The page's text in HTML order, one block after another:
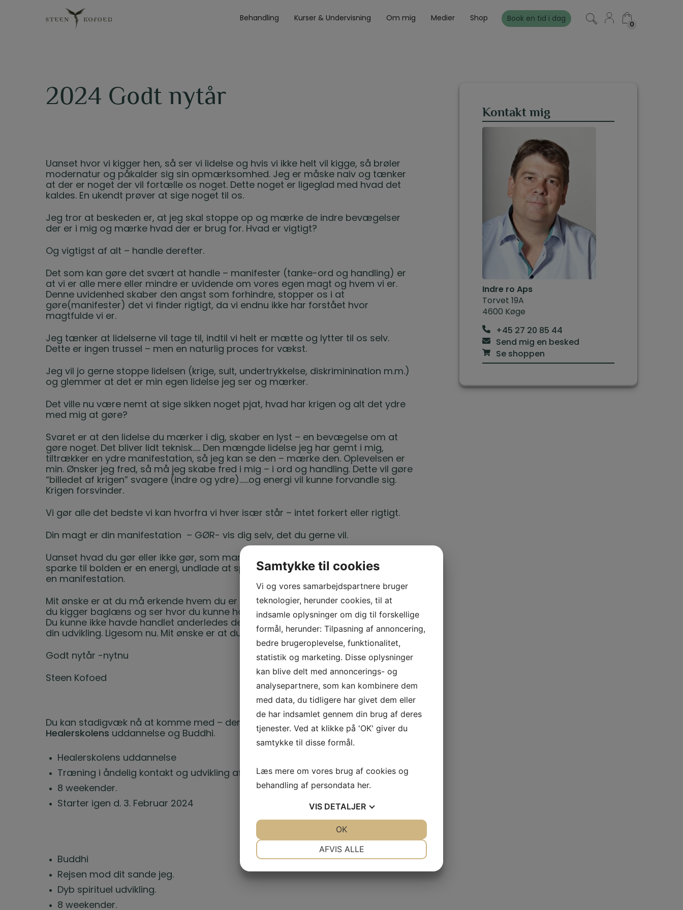
Behandling Kurser & Undervisning Om mig Medier Shop Book en tid i dag
0
0
2024 Godt nytår
Uanset hvor vi kigger hen, så ser vi lidelse og hvis vi ikke helt vil kigge, så brøler
modernatur og påkalder sig sin opmærksomhed. Jeg er måske naiv og tænker
at der er noget der vil fortælle os noget. Dette noget er ligeglad med hvad det
kaldes. En ukendt prøver at sige noget til os.
Jeg tror at beskeden er, at jeg skal stoppe op og mærke de indre bevægelser
der er i mig og mærke hvad der er brug for. Hvad er vigtigt?
Og vigtigst af alt – handle derefter.
Det som kan gøre det svært at handle – manifester (tanke-ord og handling) er
at vi er alle mere eller mindre er uvidende om vores egen magt og hvem vi er.
Denne uvidenhed skaber den angst som forhindre, stopper os i at
gøre(manifester) det vi finder rigtigt, da vi endnu ikke har forstået hvor
magtfulde vi er.
Jeg tænker at lidelserne vil tage til, indtil vi helt er mætte og lytter til os selv.
Dette er ingen trussel – men en naturlig proces for vækst.
Jeg vil jo gerne stoppe lidelsen (krige, sult, undertrykkelse, diskriminination m.m.)
og glemmer at det er min egen lidelse jeg ser og mærker.
Det ville nu være nemt at sige sikken noget pjat, hvad har krigen og alt det ydre
med mig at gøre?
Svaret er at den lidelse du mærker i dig, skaber en lyst – en bevægelse om at
gøre noget. Det bliver lidt teknisk….. Den mængde lidelse jeg har gemt i mig,
tiltrækker en ydre manifestation, så jeg kan se den – mærke den. Oplevelsen er
min. Ønsker jeg fred, så må jeg skabe fred i mig – i ord og handling. Dette vil gøre
“billedet af krigen” svagere (indre og ydre)……og energi vil kunne forvandle sig.
Krigen forsvinder.
Vi gør alle det bedste vi kan hvorfra vi hver især står – intet forkert eller rigtigt.
Din magt er din manifestation – GØR- vis dig selv, det du gerne vil.
Uanset hvad du gør eller ikke gør, som man siger, så er alt en manifestation. At
sparke til bolden er en energi, undlade at sparke er en anden energi – begge er
en manifestation.
Mit ønske er at du må erkende hvem du er og være kærlig overfor dig selv, når
du kigger baglæns og ser hvor du kunne havde handlet. Og det er jo netop det.
Du kunne ikke havde handlet anderledes dengang. Du var præcis på toppen af
din udvikling. Ligesom nu. Mit ønske er at du tilgiver dig selv.
Godt nytår -nytnu
Steen Kofoed
Du kan stadigvæk nå at komme med – der er få pladser tilbage på
Healerskolens uddannelse og Buddhi.
Healerskolens uddannelse
Træning i åndelig kontakt og udvikling af clairvoyante evner
8 weekender.
Starter igen d. 3. Februar 2024
Buddhi
Rejsen mod dit sande jeg.
Dyb spirituel udvikling.
8 weekender.
Kontakt mig
Indre ro Aps
Torvet 19A
4600 Køge
+45 27 20 85 44
Send mig en besked
Se shoppen
Samtykke til cookies
Vi og vores samarbejdspartnere bruger
teknologier, herunder cookies, til at
indsamle oplysninger om dig til forskellige
formål, herunder: Tilpasning af annoncering,
bedre brugeroplevelse, funktionalitet,
statistik og marketing. Disse oplysninger
kan blive delt med annoncerings- og
analysepartnere, som kan kombinere dem
med data, du tidligere har givet dem eller
de har indsamlet gennem din brug af deres
tjenester. Ved at klikke på 'OK' giver du
samtykke til disse formål.
Læs mere om vores brug af cookies og
behandling af persondata her.
VIS DETALJER
AFVIS ALLE
OK